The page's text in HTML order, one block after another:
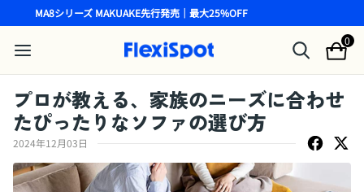
MA8シリーズ MAKUAKE先行発売｜最大25%OFF
0
プロが教える、家族のニーズに合わせ
たぴったりなソファの選び方
2024年12月03日